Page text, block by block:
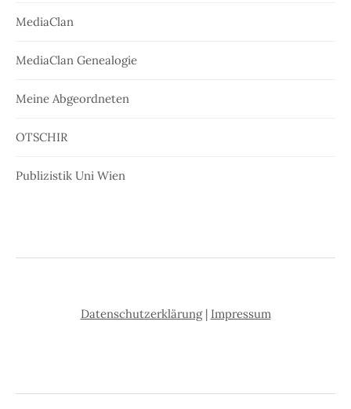
MediaClan
MediaClan Genealogie
Meine Abgeordneten
OTSCHIR
Publizistik Uni Wien
Datenschutzerklärung| Impressum